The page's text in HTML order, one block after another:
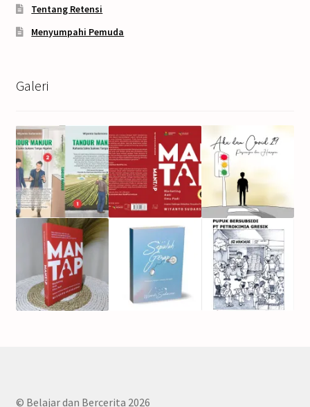
Tentang Retensi
Menyumpahi Pemuda
Galeri
© Belajar dan Bercerita 2026